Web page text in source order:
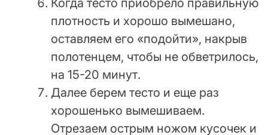
Когда тесто приобрело правильную
плотность и хорошо вымешано,
оставляем его «подойти», накрыв
полотенцем, чтобы не обветрилось,
на 15-20 минут.
Далее берем тесто и еще раз
хорошенько вымешиваем.
Отрезаем острым ножом кусочек и